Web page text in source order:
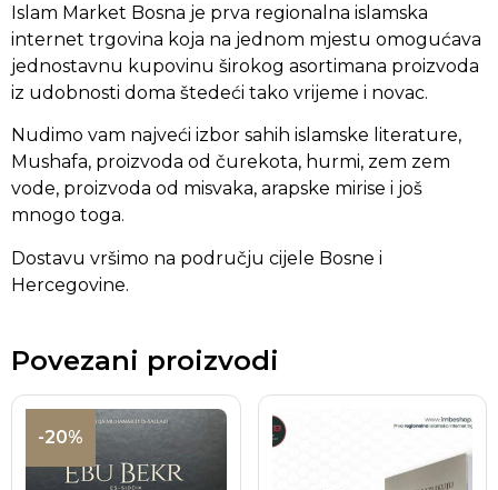
Islam Market Bosna je prva regionalna islamska
internet trgovina koja na jednom mjestu omogućava
jednostavnu kupovinu širokog asortimana proizvoda
iz udobnosti doma štedeći tako vrijeme i novac.
Nudimo vam najveći izbor sahih islamske literature,
Mushafa, proizvoda od čurekota, hurmi, zem zem
vode, proizvoda od misvaka, arapske mirise i još
mnogo toga.
Dostavu vršimo na području cijele Bosne i
Hercegovine.
Povezani proizvodi
-20%